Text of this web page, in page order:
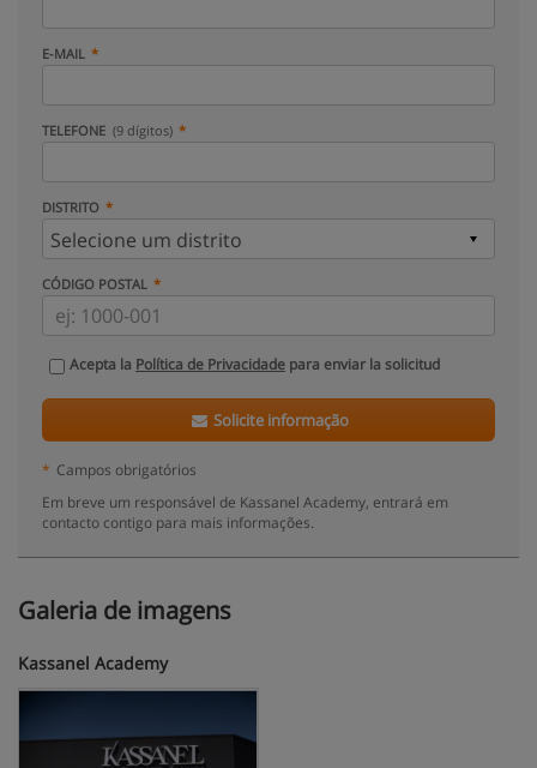
E-MAIL
TELEFONE (9 dígitos)
DISTRITO
CÓDIGO POSTAL
Acepta la Política de Privacidade para enviar la solicitud
Solicite informação
* Campos obrigatórios
Em breve um responsável de Kassanel Academy, entrará em
contacto contigo para mais informações.
Galeria de imagens
Kassanel Academy